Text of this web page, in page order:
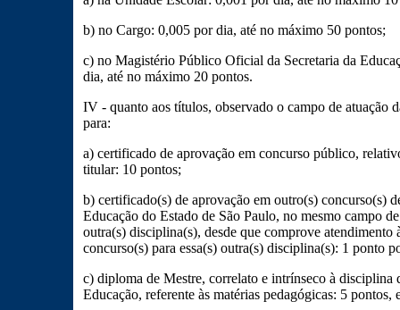
b) no Cargo: 0,005 por dia, até no máximo 50 pontos;
c) no Magistério Público Oficial da Secretaria da
dia, até no máximo 20 pontos.
IV - quanto aos títulos, observado o campo de atuação
para:
a) certificado de aprovação em concurso público,
titular: 10 pontos;
b) certificado(s) de aprovação em outro(s) concurso(s)
Educação do Estado de São Paulo, no mesmo campo
outra(s) disciplina(s), desde que comprove
concurso(s) para essa(s) outra(s) disciplina(s): 1 ponto
c) diploma de Mestre, correlato e intrínseco à disciplina
Educação, referente às matérias pedagógicas: 5 pontos,